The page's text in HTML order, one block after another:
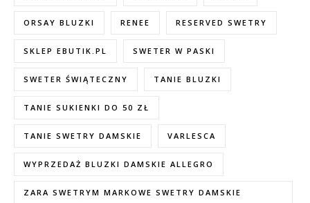
ORSAY BLUZKI RENEE RESERVED SWETRY
SKLEP EBUTIK.PL SWETER W PASKI
SWETER ŚWIĄTECZNY TANIE BLUZKI
TANIE SUKIENKI DO 50 ZŁ
TANIE SWETRY DAMSKIE VARLESCA
WYPRZEDAŻ BLUZKI DAMSKIE ALLEGRO
ZARA SWETRYM MARKOWE SWETRY DAMSKIE